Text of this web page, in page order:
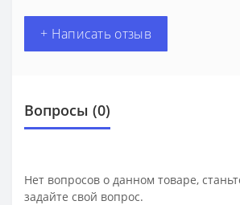
+ Написать отзыв
Вопросы (0)
Нет вопросов о данном товаре,
задайте свой вопрос.